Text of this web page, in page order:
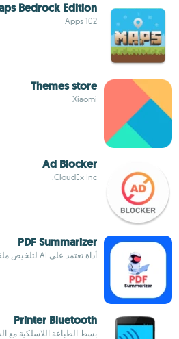
Bedrock Edition
102 Apps
Themes store
Xiaomi
Ad Blocker
CloudEx Inc.
PDF Summarizer
أداة تعتمد على AI لتلخيص ملفات PDF وEPUB والنصوص المعقدة
Printer Bluetooth
بسط الطباعة اللاسلكية مع